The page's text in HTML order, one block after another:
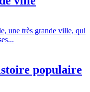
une très grande ville, qui
populaire